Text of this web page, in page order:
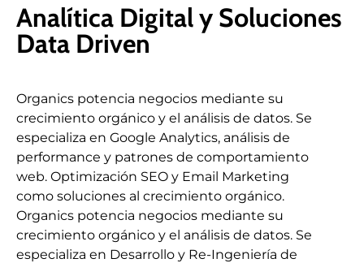
Analítica Digital y Soluciones
Data Driven
Organics potencia negocios mediante su
crecimiento orgánico y el análisis de datos. Se
especializa en Google Analytics, análisis de
performance y patrones de comportamiento
web. Optimización SEO y Email Marketing
como soluciones al crecimiento orgánico.
Organics potencia negocios mediante su
crecimiento orgánico y el análisis de datos. Se
especializa en Desarrollo y Re-Ingeniería de